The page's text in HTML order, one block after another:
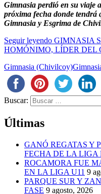
Gimnasia perdió en su viaje
próxima fecha donde tendrá
Gimnasia y Esgrima de
Seguir leyendo GIMNASIA
HOMÓNIMO, LÍDER DEL
Gimnasia (Chivilcoy)
Buscar:
Últimas
GANÓ REGATAS Y
FECHA DE LA LIGA
ROCAMORA FUE
EN LA LIGA U11 9
PARQUE SUR Y
FASE 9 agosto, 2026